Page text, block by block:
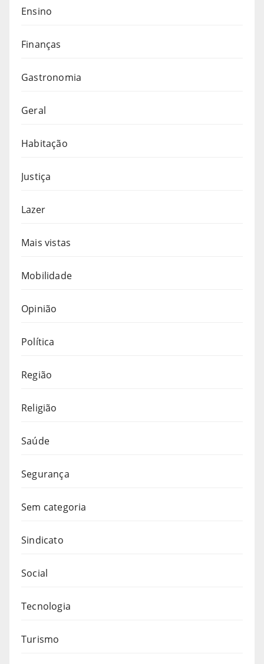
Ensino
Finanças
Gastronomia
Geral
Habitação
Justiça
Lazer
Mais vistas
Mobilidade
Opinião
Política
Região
Religião
Saúde
Segurança
Sem categoria
Sindicato
Social
Tecnologia
Turismo